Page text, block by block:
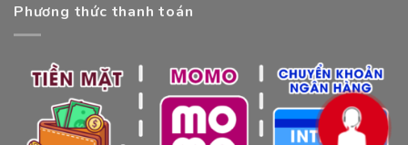
Phương thức thanh toán